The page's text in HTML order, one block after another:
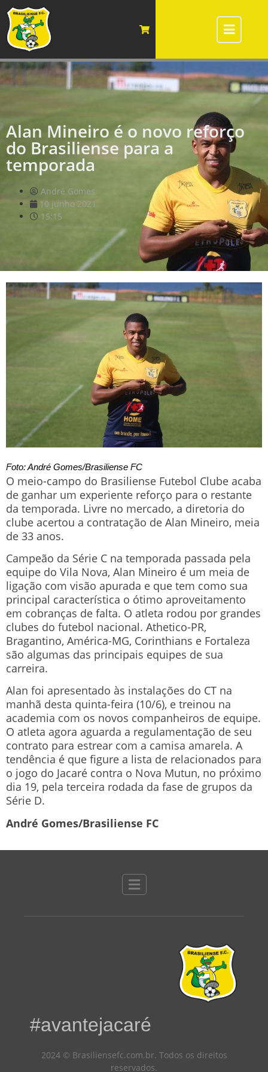
Alan Mineiro é o novo reforço
do Brasiliense para a
temporada
André Gomes
10 junho 2021
15:15
Foto: André Gomes/Brasiliense FC
O meio-campo do Brasiliense Futebol Clube acaba
de ganhar um experiente reforço para o restante
da temporada. Livre no mercado, a diretoria do
clube acertou a contratação de Alan Mineiro, meia
de 33 anos.
Campeão da Série C na temporada passada pela
equipe do Vila Nova, Alan Mineiro é um meia de
ligação com visão apurada e que tem como sua
principal característica o ótimo aproveitamento
em cobranças de falta. O atleta rodou por grandes
clubes do futebol nacional. Athetico-PR,
Bragantino, América-MG, Corinthians e Fortaleza
são algumas das principais equipes de sua
carreira.
Alan foi apresentado às instalações do CT na
manhã desta quinta-feira (10/6), e treinou na
academia com os novos companheiros de equipe.
O atleta agora aguarda a regulamentação de seu
contrato para estrear com a camisa amarela. A
tendência é que figure a lista de relacionados para
o jogo do Jacaré contra o Nova Mutun, no próximo
dia 19, pela terceira rodada da fase de grupos da
Série D.
André Gomes/Brasiliense FC
#avantejacaré
2024 © Brasiliensefc.com.br. Todos os direitos
reservados.